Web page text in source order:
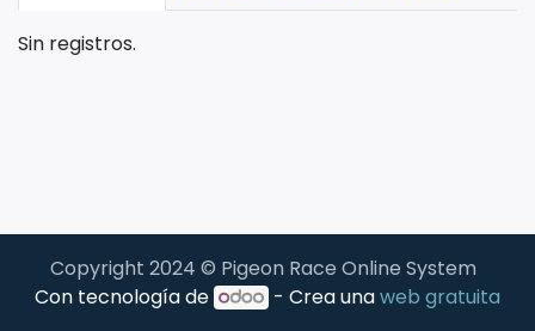
Sin registros.
Copyright 2024 © Pigeon Race Online System
Con tecnología de
- Crea unaweb gratuita